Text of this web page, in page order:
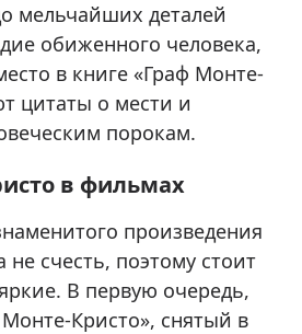
мельчайших деталей
обиженного человека,
в книге «Граф Монте-
цитаты о мести и
порокам.
в фильмах
произведения
счесть, поэтому стоит
В первую очередь,
Кристо», снятый в